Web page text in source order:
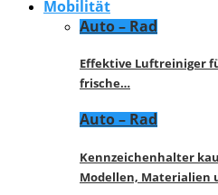
Mobilität
Auto – Rad
Effektive Luftreiniger
frische…
Auto – Rad
Kennzeichenhalter
Modellen, Materialien